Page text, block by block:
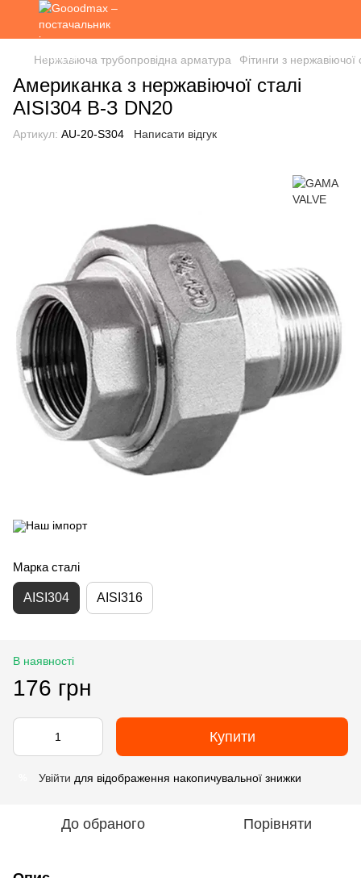
Нержавіюча трубопровідна арматура Фітинги з нержавіючої
Американка з нержавіючої сталі
AISI304 В-З DN20
Артикул: AU-20-S304 Написати відгук
Марка сталі
AISI304 AISI316
В наявності
176 грн
Купити
Увійти для відображення накопичувальної знижки
До обраного Порівняти